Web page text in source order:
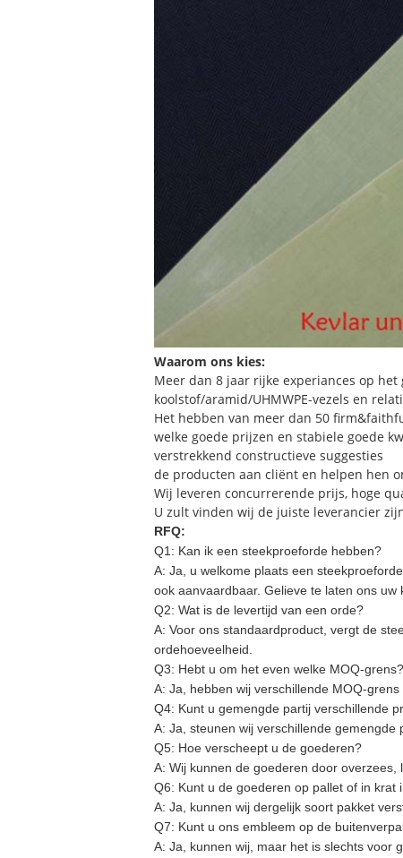
Waarom ons kies:
Meer dan 8 jaar rijke experiances op het
koolstof/aramid/UHMWPE-vezels en
Het hebben van meer dan 50
welke goede prijzen en stabiele goede
verstrekkend constructieve suggesties
de producten aan cliënt en helpen hen
Wij leveren concurrerende prijs, hoge
U zult vinden wij de juiste leverancier
RFQ:
Q1: Kan ik een steekproeforde hebben?
A: Ja, u welkome plaats een
ook aanvaardbaar. Gelieve te laten ons
Q2: Wat is de levertijd van een orde?
A: Voor ons standaardproduct, vergt de
ordehoeveelheid.
Q3: Hebt u om het even welke MOQ-grens?
A: Ja, hebben wij verschillende MOQ-
Q4: Kunt u gemengde partij verschillende
A: Ja, steunen wij verschillende gemengde
Q5: Hoe verscheept u de goederen?
A: Wij kunnen de goederen door overzees,
Q6: Kunt u de goederen op pallet of in krat
A: Ja, kunnen wij dergelijk soort pakket
Q7: Kunt u ons embleem op de
A: Ja, kunnen wij, maar het is slechts voor